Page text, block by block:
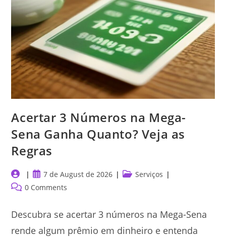
Acertar 3 Números na Mega-
Sena Ganha Quanto? Veja as
Regras
Post
author:
Post
published:
7 de August de 2026
PostServiços
Post0 Comments
Descubra se acertar 3 números na Mega-Sena
rende algum prêmio em dinheiro e entenda